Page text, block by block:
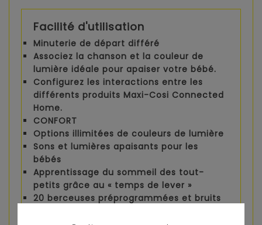
Facilité d'utilisation
Minuterie de départ différé
Associez la chanson et la couleur de
lumière idéale pour apaiser votre bébé.
Configurez les interactions entre les
différents produits Maxi-Cosi Connected
Home.
CONFORT
Options illimitées de couleurs de lumière
Sons et lumières apaisants pour les
bébés
Apprentissage du sommeil des tout-
petits grâce au « temps de lever »
20 berceuses préprogrammées et bruits